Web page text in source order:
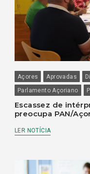
Açores Aprovadas
Parlamento Açoriano
Escassez de
preocupa PAN/
LER NOTÍCIA